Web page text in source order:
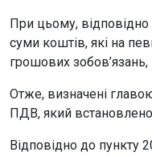
При цьому, відповідно
суми коштів, які на
грошових зобов’язань,
Отже, визначені
ПДВ, який встановлено
Відповідно до пункту